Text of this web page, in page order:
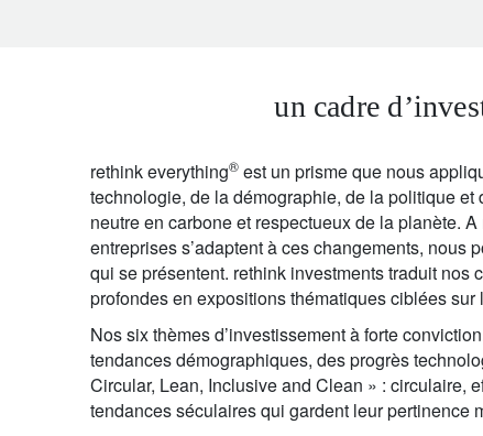
un cadre
rethink everything® est un prisme que nous
technologie, de la démographie, de la politique
neutre en carbone et respectueux de la planète.
entreprises s’adaptent à ces changements,
qui se présentent. rethink investments traduit nos
profondes en expositions thématiques ciblées sur
Nos six thèmes d’investissement à forte
tendances démographiques, des progrès
Circular, Lean, Inclusive and Clean » : circulaire,
tendances séculaires qui gardent leur pertinence